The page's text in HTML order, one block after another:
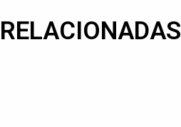
RELACIONADAS